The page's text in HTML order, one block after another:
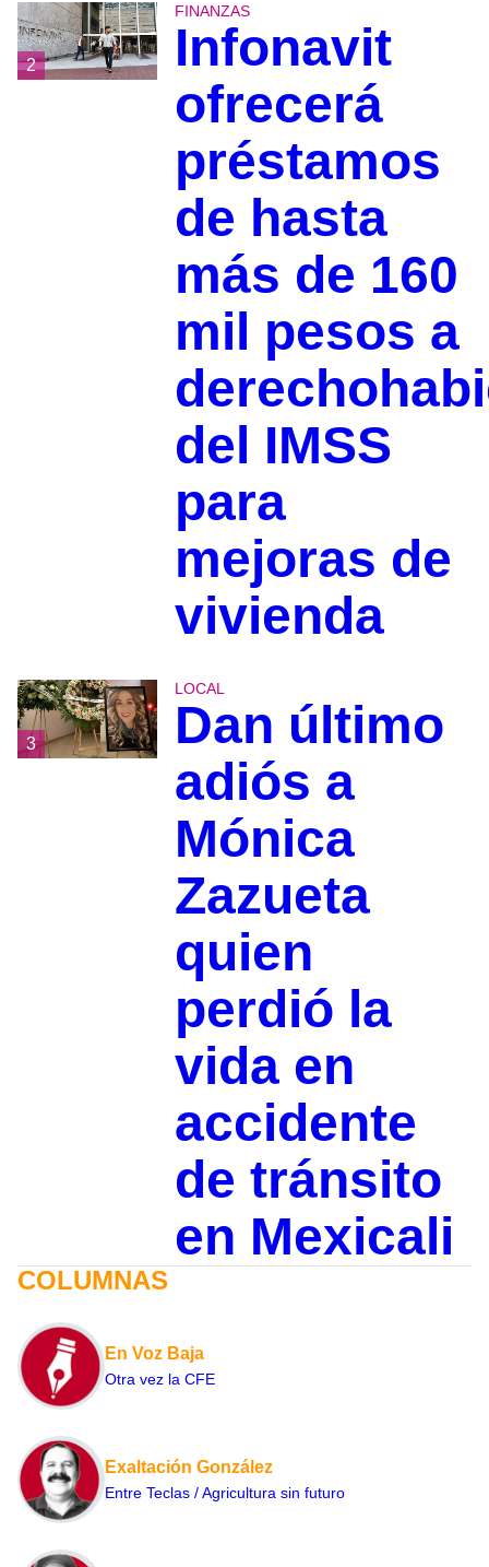
2
FINANZAS
Infonavit
ofrecerá
préstamos
de hasta
más de 160
mil pesos a
del IMSS
para
mejoras de
vivienda
3
LOCAL
Dan último
adiós a
Mónica
Zazueta
quien
perdió la
vida en
accidente
de tránsito
en Mexicali
COLUMNAS
En Voz Baja
Otra vez la CFE
Exaltación González
Entre Teclas / Agricultura sin futuro